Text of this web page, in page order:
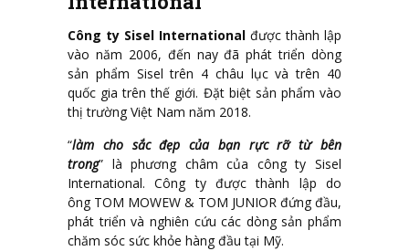
Công ty Sisel International được thành lập
vào năm 2006, đến nay đã phát triển dòng
sản phẩm Sisel trên 4 châu lục và trên 40
quốc gia trên thế giới. Đặt biệt sản phẩm vào
thị trường Việt Nam năm 2018.
“làm cho sắc đẹp của bạn rực rỡ từ bên
trong” là phương châm của công ty Sisel
International. Công ty được thành lập do
ông TOM MOWEW & TOM JUNIOR đứng đầu,
phát triển và nghiên cứu các dòng sản phẩm
chăm sóc sức khỏe hàng đầu tại Mỹ.